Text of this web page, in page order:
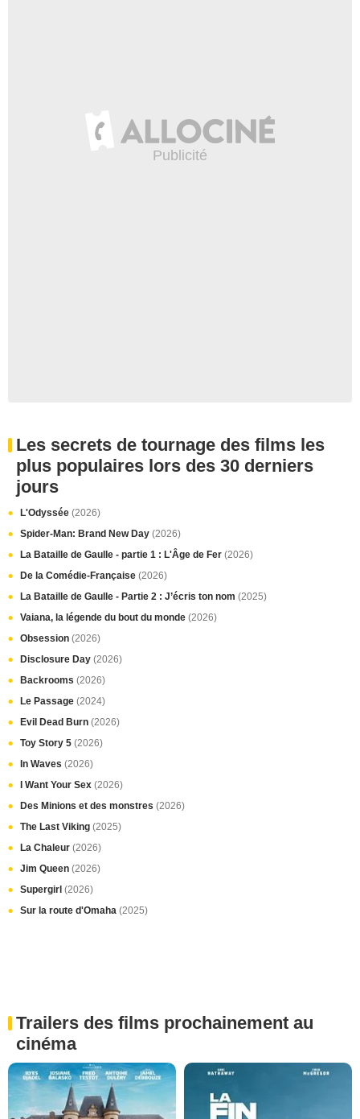
Les secrets de tournage des films les
plus populaires lors des 30 derniers
jours
L'Odyssée (2026)
Spider-Man: Brand New Day (2026)
La Bataille de Gaulle - partie 1 : L'Âge de Fer (2026)
De la Comédie-Française (2026)
La Bataille de Gaulle - Partie 2 : J’écris ton nom (2025)
Vaiana, la légende du bout du monde (2026)
Obsession (2026)
Disclosure Day (2026)
Backrooms (2026)
Le Passage (2024)
Evil Dead Burn (2026)
Toy Story 5 (2026)
In Waves (2026)
I Want Your Sex (2026)
Des Minions et des monstres (2026)
The Last Viking (2025)
La Chaleur (2026)
Jim Queen (2026)
Supergirl (2026)
Sur la route d'Omaha (2025)
Trailers des films prochainement au
cinéma